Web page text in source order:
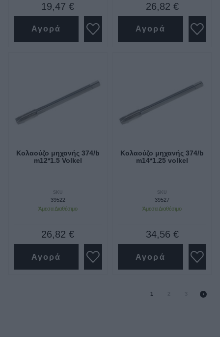
19,47 €
Αγορά
26,82 €
Αγορά
Κολαούζο μηχανής 374/b
m12*1.5 Volkel
SKU
39522
Άμεσα Διαθέσιμο
26,82 €
Αγορά
Κολαούζο μηχανής 374/b
m14*1.25 volkel
SKU
39527
Άμεσα Διαθέσιμο
34,56 €
Αγορά
1